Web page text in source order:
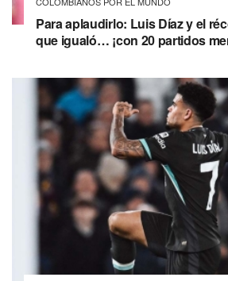
Para aplaudirlo: Luis Díaz y el
que igualó… ¡con 20 partidos